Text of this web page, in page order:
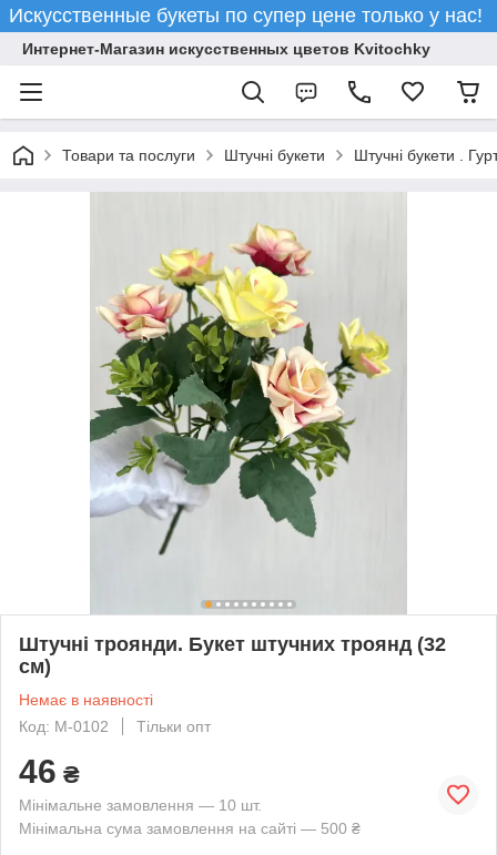
Искусственные букеты по супер цене только у нас!
Интернет-Магазин искусственных цветов Kvitochky
Товари та послуги Штучні букети Штучні букети .
Штучні троянди. Букет штучних троянд (32
см)
Немає в наявності
Код: М-0102
Тільки опт
46 ₴
Мінімальне замовлення — 10 шт.
Мінімальна сума замовлення на сайті — 500 ₴